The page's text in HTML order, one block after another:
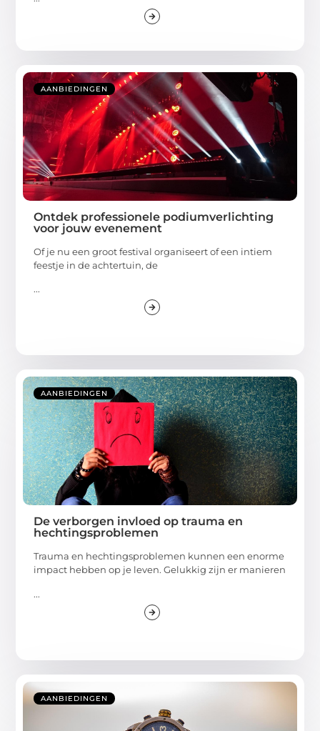
AANBIEDINGEN
Ontdek professionele podiumverlichting
voor jouw evenement
Of je nu een groot festival organiseert of een intiem
feestje in de achtertuin, de
...
AANBIEDINGEN
De verborgen invloed op trauma en
hechtingsproblemen
Trauma en hechtingsproblemen kunnen een enorme
impact hebben op je leven. Gelukkig zijn er manieren
...
AANBIEDINGEN